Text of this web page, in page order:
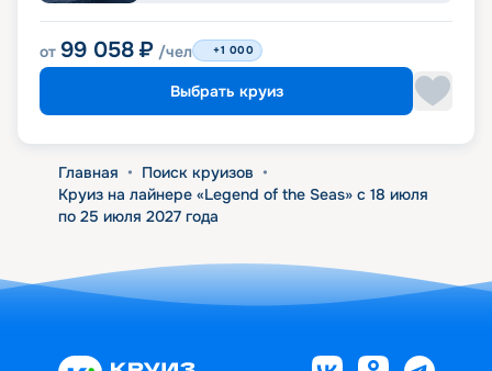
от 99 058 ₽ /чел +1 000
Выбрать круиз
Главная • Поиск круизов •
Круиз на лайнере «Legend of the Seas» с 18 июля
по 25 июля 2027 года